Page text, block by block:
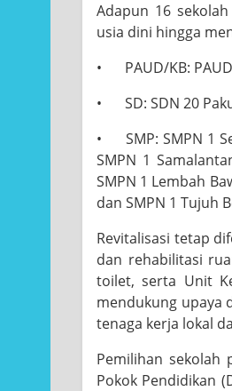
Adapun 16
usia dini hingga
•
PAUD/KB:
•
SD: SDN 20
•
SMP: SMPN 1
SMPN 1
SMPN 1 Lembah
dan SMPN 1 Tujuh
Revitalisasi tetap
dan rehabilitasi
toilet, serta Unit
mendukung upaya
tenaga kerja lokal
Pemilihan sekolah
Pokok Pendidikan